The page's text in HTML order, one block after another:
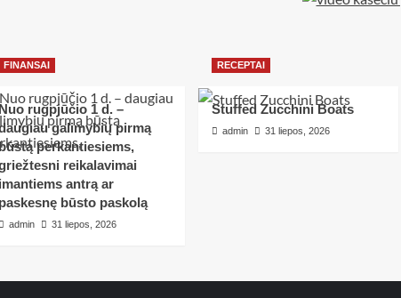
FINANSAI
Nuo rugpjūčio 1 d. –
galimybių pirmą
perkantiesiems,
reikalavimai
imantiems antrą ar
paskesnę būsto paskolą
admin 31 liepos, 2026
RECEPTAI
Stuffed Zucchini Boats
admin 31 liepos, 2026